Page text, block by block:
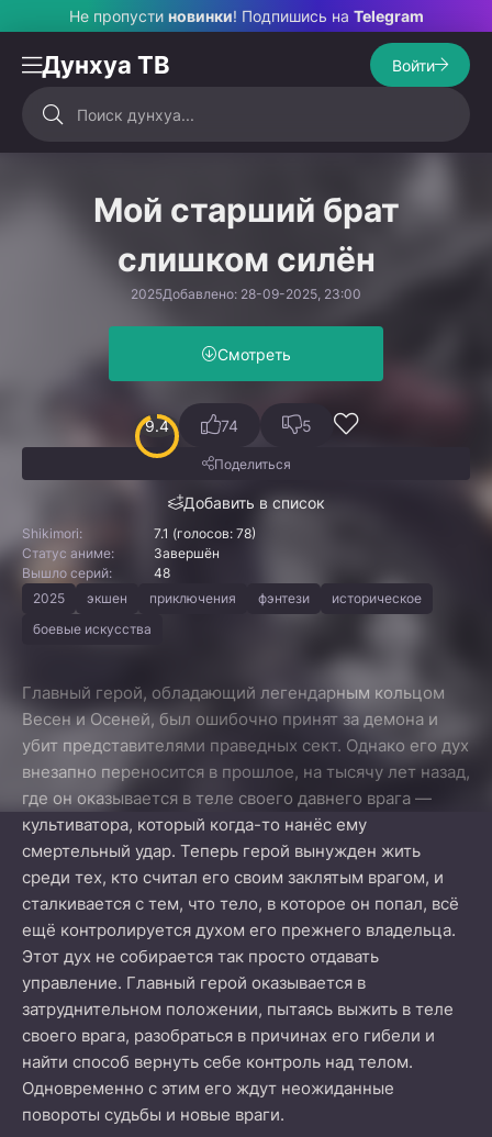
Не пропусти новинки! Подпишись на Telegram
Дунхуа ТВ Войти
Мой старший брат
слишком силён
2025Добавлено: 28-09-2025, 23:00
Смотреть
9.4
Добавить в список
74 5
Поделиться
Shikimori:
7.1 (голосов: 78)
Статус аниме:
Завершён
Вышло серий:
48
2025
экшен приключения фэнтези
историческое
боевые искусства
Главный герой, обладающий легендарным кольцом
Весен и Осеней, был ошибочно принят за демона и
убит представителями праведных сект. Однако его дух
внезапно переносится в прошлое, на тысячу лет назад,
где он оказывается в теле своего давнего врага —
культиватора, который когда-то нанёс ему
смертельный удар. Теперь герой вынужден жить
среди тех, кто считал его своим заклятым врагом, и
сталкивается с тем, что тело, в которое он попал, всё
ещё контролируется духом его прежнего владельца.
Этот дух не собирается так просто отдавать
управление. Главный герой оказывается в
затруднительном положении, пытаясь выжить в теле
своего врага, разобраться в причинах его гибели и
найти способ вернуть себе контроль над телом.
Одновременно с этим его ждут неожиданные
повороты судьбы и новые враги.